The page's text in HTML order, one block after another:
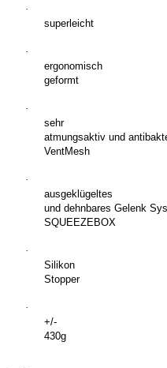
·
superleicht
·
ergonomisch
geformt
·
sehr
atmungsaktiv und
VentMesh
·
ausgeklügeltes
und dehnbares Gelenk
SQUEEZEBOX
·
Silikon
Stopper
·
+/-
430g